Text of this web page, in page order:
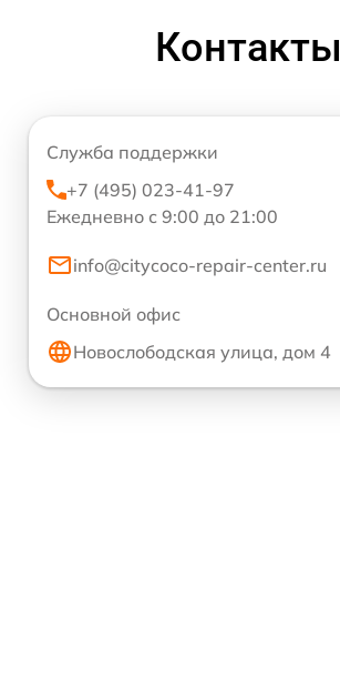
Контакты
Служба поддержки
+7 (495) 023-41-97
Ежедневно с 9:00 до 21:00
info@citycoco-repair-center.ru
Основной офис
Новослободская улица, дом 4